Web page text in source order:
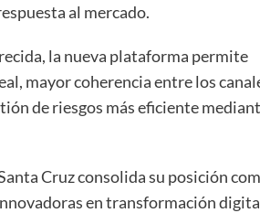
al mercado.
la nueva plataforma permite
mayor coherencia entre los
de riesgos más eficiente
Cruz consolida su posición
en transformación